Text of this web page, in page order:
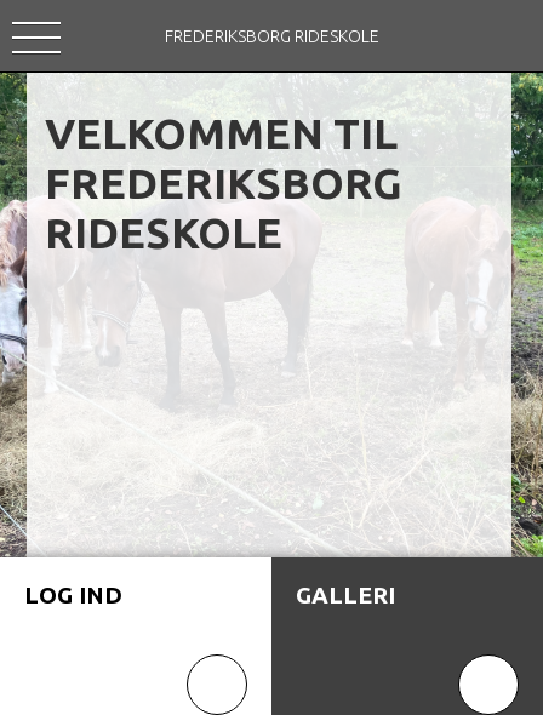
FREDERIKSBORG RIDESKOLE
VELKOMMEN TIL
FREDERIKSBORG
RIDESKOLE
LOG IND GALLERI